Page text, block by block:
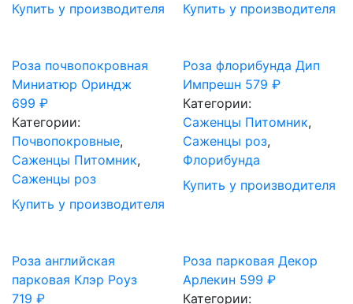
Купить у производителя
Купить у производителя
Роза почвопокровная
Миниатюр Ориндж
699 ₽
Категории:
Почвопокровные,
Саженцы Питомник,
Саженцы роз
Купить у производителя
Роза флорибунда Дип
Импрешн 579₽
Категории:
Саженцы Питомник,
Саженцы роз,
Флорибунда
Купить у производителя
Роза английская
парковая Клэр Роуз
719 ₽
Роза парковая Декор
Арлекин 599₽
Категории: